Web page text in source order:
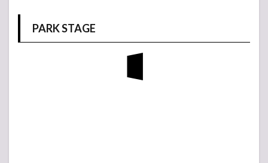
PARK STAGE